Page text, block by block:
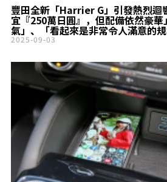
豐田全新「Harrier G」引發熱烈迴
宜『250萬日圓』，但配備依然豪
氣」、「看起來是非常令人滿意的
這樣的評價！這款兼具優雅設計與高
2025-09-03